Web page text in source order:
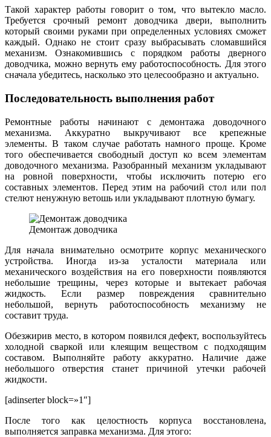
Такой характер работы говорит о том, что вытекло масло.
Требуется срочный ремонт доводчика двери, выполнить
который своими руками при определенных условиях сможет
каждый. Однако не стоит сразу выбрасывать сломавшийся
механизм. Ознакомившись с порядком работы дверного
доводчика, можно вернуть ему работоспособность. Для этого
сначала убедитесь, насколько это целесообразно и актуально.
Последовательность выполнения работ
Ремонтные работы начинают с демонтажа доводочного
механизма. Аккуратно выкручивают все крепежные
элементы. В таком случае работать намного проще. Кроме
того обеспечивается свободный доступ ко всем элементам
доводочного механизма. Разобранный механизм укладывают
на ровной поверхности, чтобы исключить потерю его
составных элементов. Перед этим на рабочий стол или пол
стелют ненужную ветошь или укладывают плотную бумагу.
Демонтаж доводчика
Для начала внимательно осмотрите корпус механического
устройства. Иногда из-за усталости материала или
механического воздействия на его поверхности появляются
небольшие трещины, через которые и вытекает рабочая
жидкость. Если размер повреждения сравнительно
небольшой, вернуть работоспособность механизму не
составит труда.
Обезжирив место, в котором появился дефект, воспользуйтесь
холодной сваркой или клеящим веществом с подходящим
составом. Выполняйте работу аккуратно. Наличие даже
небольшого отверстия станет причиной утечки рабочей
жидкости.
[adinserter block=»1″]
После того как целостность корпуса восстановлена,
выполняется заправка механизма. Для этого: